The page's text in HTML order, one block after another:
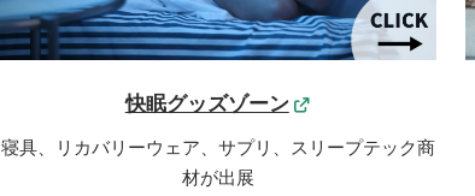
快眠グッズゾーン
寝具、リカバリーウェア、サプリ、スリープテック商
材が出展